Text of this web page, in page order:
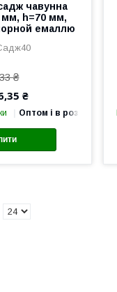
чавунна
мм, h=70 мм,
емаллю
₴
₴
Оптом і в роздріб